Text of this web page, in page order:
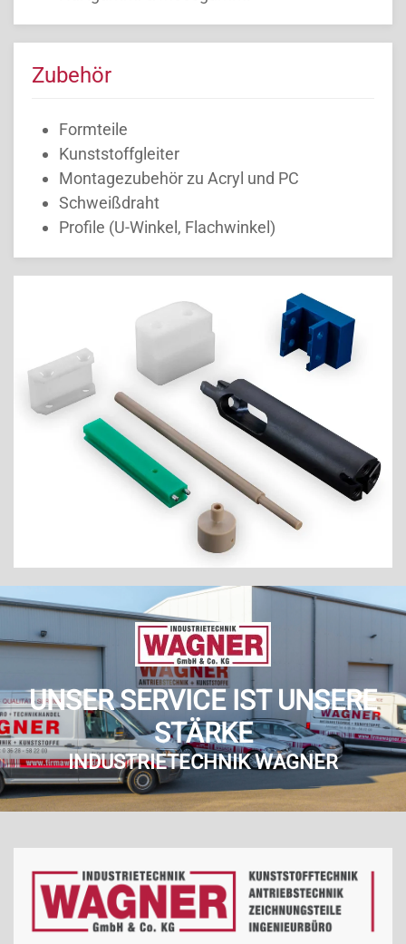
Zubehör
Formteile
Kunststoffgleiter
Montagezubehör zu Acryl und PC
Schweißdraht
Profile (U-Winkel, Flachwinkel)
UNSER SERVICE IST UNSERE
STÄRKE
INDUSTRIETECHNIK WAGNER